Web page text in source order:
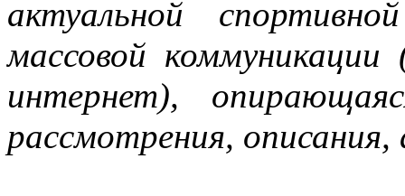
актуальной
массовой коммуникации
интернет),
рассмотрения,